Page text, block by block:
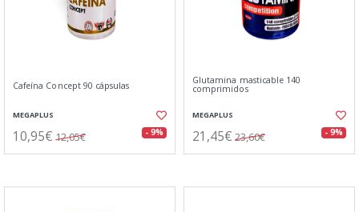
Cafeína Concept 90 cápsulas
MEGAPLUS
10,95€ 12,05€ - 9%
Glutamina masticable 140
comprimidos
MEGAPLUS
21,45€ 23,60€ - 9%